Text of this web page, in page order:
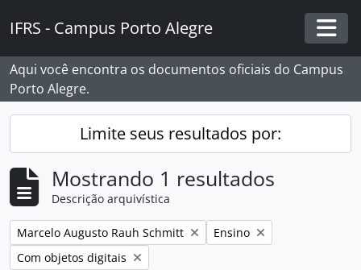
IFRS - Campus Porto Alegre
Aqui você encontra os documentos oficiais do Campus
Porto Alegre.
Limite seus resultados por:
Mostrando 1 resultados
Descrição arquivística
Remover filtro:
Marcelo Augusto Rauh Schmitt Remover filtro:
Ensino
Remover filtro:
Com objetos digitais